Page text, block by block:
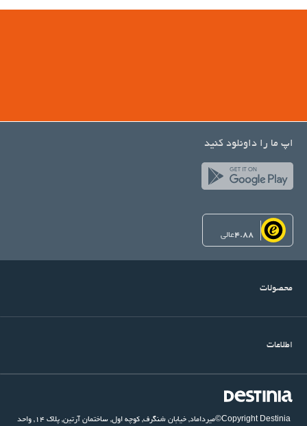
اپ ما را داونلود کنید
4.88عالی
محصولات
اطلاعات
©Copyright Destinia میرداماد, خیابان شنگرف, کوچه اول, ساختمان آرتین, پلاک ۱۴, واحد